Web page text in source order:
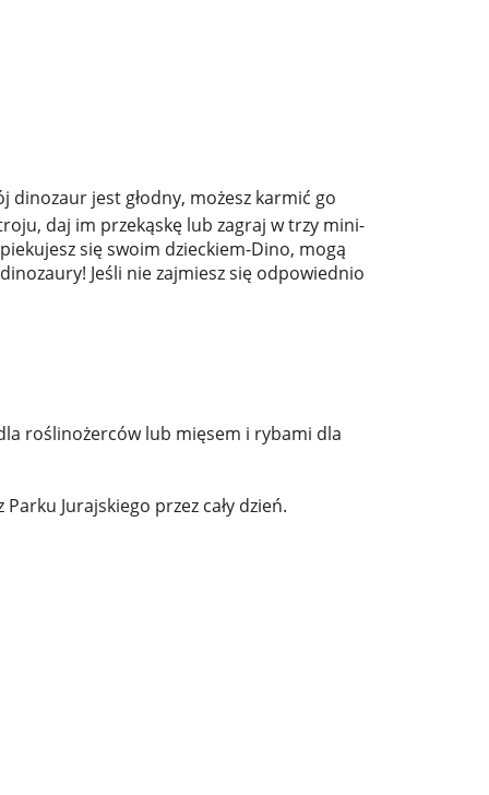
dinozaur jest głodny, możesz karmić go
daj im przekąskę lub zagraj w trzy mini-
się swoim dzieckiem-Dino, mogą
Jeśli nie zajmiesz się odpowiednio
roślinożerców lub mięsem i rybami dla
Jurajskiego przez cały dzień.